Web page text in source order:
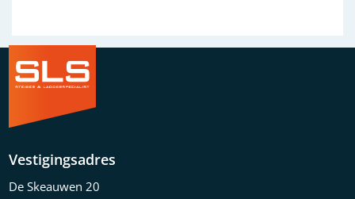
Vestigingsadres
De Skeauwen 20